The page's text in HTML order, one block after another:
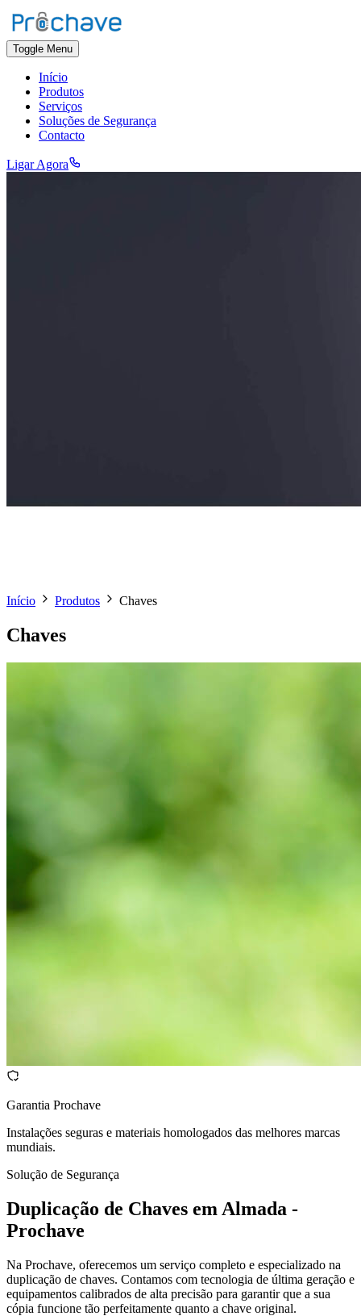
Toggle Menu
Início
Produtos
Serviços
Soluções de Segurança
Contacto
Ligar Agora
Início Produtos Chaves
Chaves
Garantia Prochave
Instalações seguras e materiais homologados das melhores marcas
mundiais.
Solução de Segurança
Duplicação de Chaves em Almada -
Prochave
Na Prochave, oferecemos um serviço completo e especializado na
duplicação de chaves. Contamos com tecnologia de última geração e
equipamentos calibrados de alta precisão para garantir que a sua
cópia funcione tão perfeitamente quanto a chave original.